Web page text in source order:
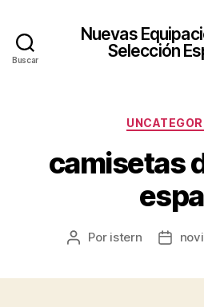
Buscar
Nuevas
Selección
camisetas
Autor
Por istern
Fecha